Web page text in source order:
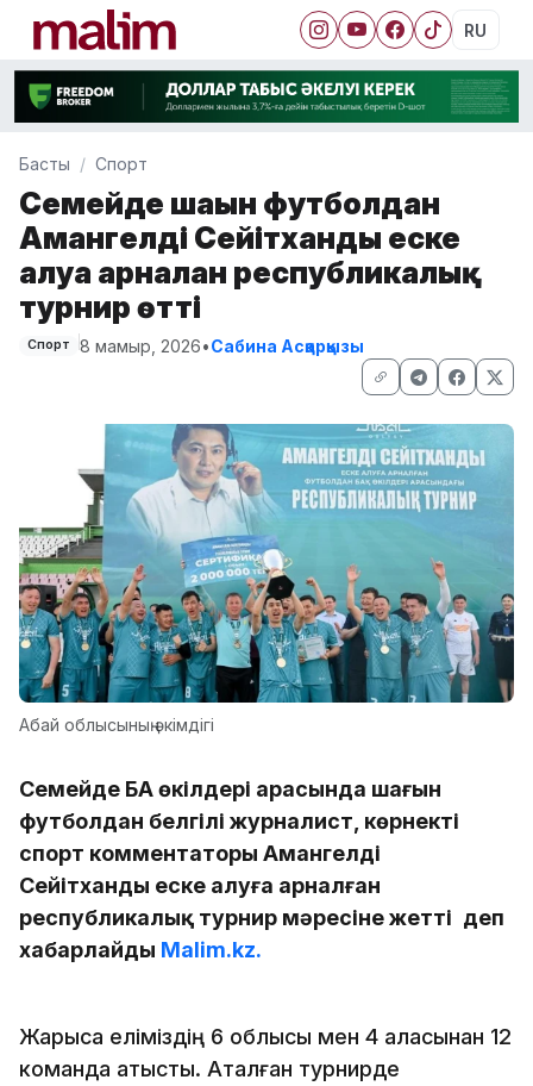
RU
Басты Спорт
Семейде шағын футболдан
Амангелді Сейітханды еске
алуға арналған республикалық
турнир өтті
Спорт 8 мамыр, 2026•Сабина Асқарқызы
Абай облысының әкімдігі
Семейде БАҚ өкілдері арасында шағын
футболдан белгілі журналист, көрнекті
спорт комментаторы Амангелді
Сейітханды еске алуға арналған
республикалық турнир мәресіне жетті деп
хабарлайды Malim.kz.
Жарысқа еліміздің 6 облысы мен 4 қаласынан 12
команда қатысты. Аталған турнирде